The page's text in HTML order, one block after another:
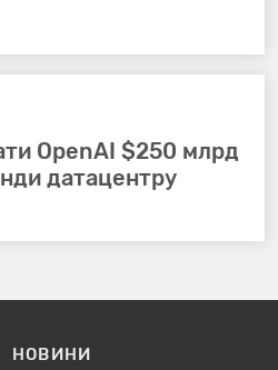
OpenAI $250 млрд
датацентру
НОВИНИ